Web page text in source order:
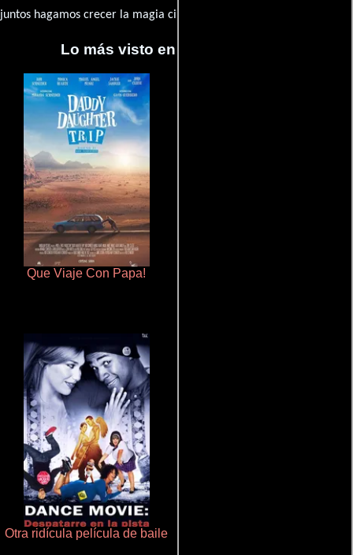
juntos hagamos crecer la magia cinematográfica!
Lo más visto en Cineyseries.net
Que Viaje Con Papa!
Otra ridícula película de baile